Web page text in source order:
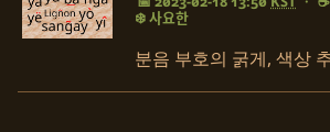
❄️ 사요한
분음 부호의 굵게, 색상